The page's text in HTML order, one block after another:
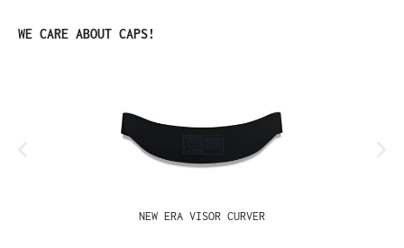
Ignorer la galerie de produits
WE CARE ABOUT CAPS!
NEW ERA VISOR CURVER